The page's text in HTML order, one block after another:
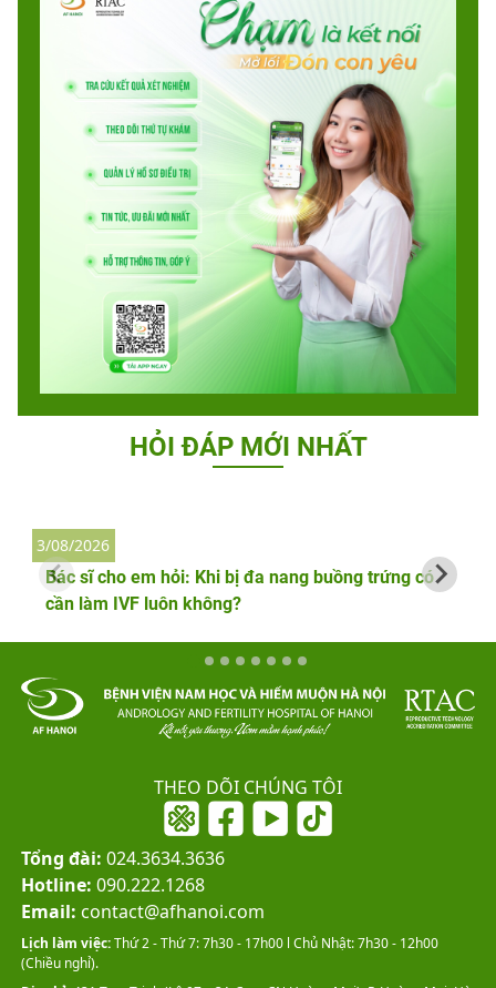
HỎI ĐÁP MỚI NHẤT
Bác sĩ cho em hỏi: Khi bị đa nang buồng trứng có
cần làm IVF luôn không?
3/08/2026
THEO DÕI CHÚNG TÔI
Tổng đài: 024.3634.3636
Hotline: 090.222.1268
Email: contact@afhanoi.com
Lịch làm việc:Thứ 2 - Thứ 7: 7h30 - 17h00 l Chủ Nhật: 7h30 - 12h00
(Chiều nghỉ).